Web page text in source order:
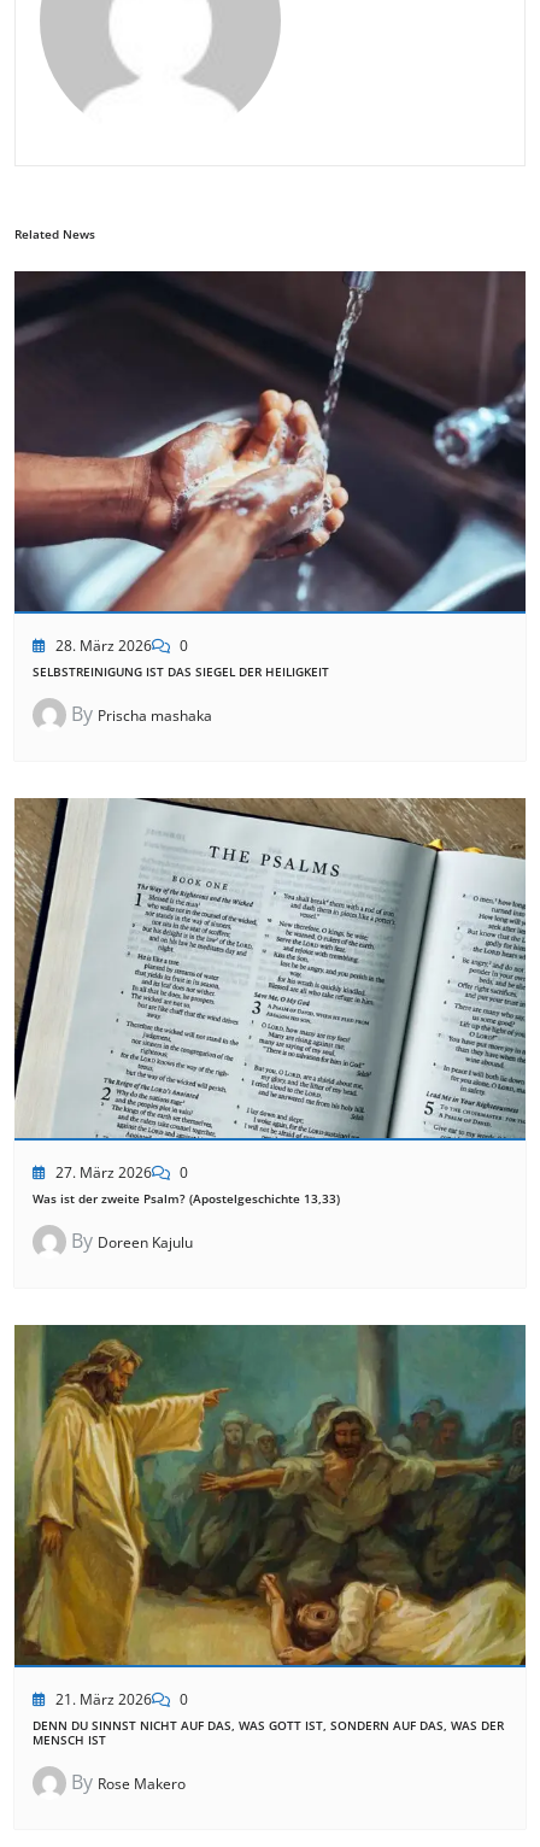
Related News
28. März 2026 0
SELBSTREINIGUNG IST DAS SIEGEL DER HEILIGKEIT
By Prischa mashaka
27. März 2026 0
Was ist der zweite Psalm? (Apostelgeschichte 13,33)
By Doreen Kajulu
21. März 2026 0
DENN DU SINNST NICHT AUF DAS, WAS GOTT IST, SONDERN AUF DAS, WAS DER
MENSCH IST
By Rose Makero